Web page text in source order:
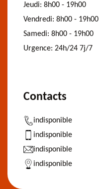
Jeudi: 8h00 - 19h00
Vendredi: 8h00 - 19h00
Samedi: 8h00 - 19h00
Urgence: 24h/24 7j/7
Contacts
indisponible
indisponible
indisponible
indisponible